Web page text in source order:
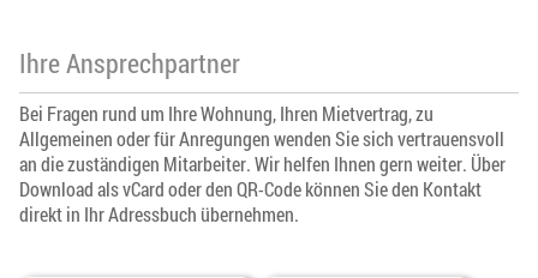
Ihre Ansprechpartner
Bei Fragen rund um Ihre Wohnung, Ihren Mietvertrag, zu
Allgemeinen oder für Anregungen wenden Sie sich vertrauensvoll
an die zuständigen Mitarbeiter. Wir helfen Ihnen gern weiter. Über
Download als vCard oder den QR-Code können Sie den Kontakt
direkt in Ihr Adressbuch übernehmen.